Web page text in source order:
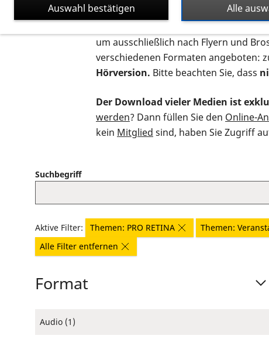
Auf dieser Seite finden Sie
um ausschließlich nach Flyern und
verschiedenen Formaten angeboten:
Hörversion. Bitte beachten Sie, dass
Der Download vieler Medien ist
werden? Dann füllen Sie den Online-
kein Mitglied sind, haben Sie Zugriff
Suchbegriff
Aktive Filter: Themen: PRO RETINA Themen:
Alle Filter entfernen
Format
Audio (1)
Alle
Auswahl bestätigen